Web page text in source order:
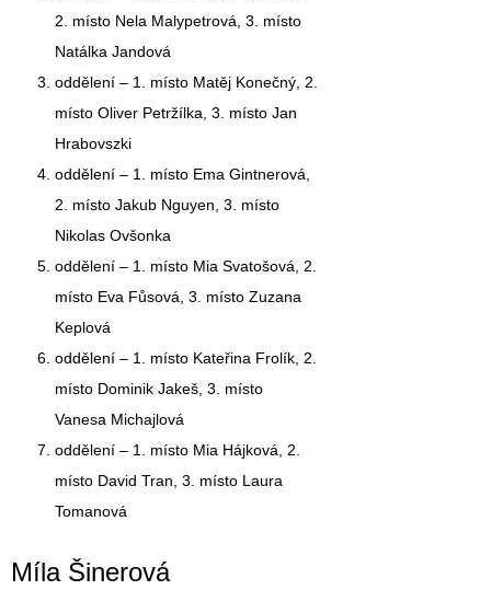
2. místo Nela Malypetrová, 3. místo
Natálka Jandová
oddělení – 1. místo Matěj Konečný , 2.
místo Oliver Petržílka, 3. místo Jan
Hrabovszki
oddělení – 1. místo Ema Gintnerová,
2. místo Jakub Nguyen, 3. místo
Nikolas Ovšonka
oddělení – 1. místo Mia Svatošová, 2.
místo Eva Fůsová, 3. místo Zuzana
Keplová
oddělení – 1. místo Kateřina Frolík, 2.
místo Dominik Jakeš, 3. místo
Vanesa Michajlová
oddělení – 1. místo Mia Hájková,
2.
místo David Tran, 3. místo Laura
Tomanová
Míla Šinerová